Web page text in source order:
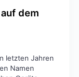
dem
letzten Jahren
Namen